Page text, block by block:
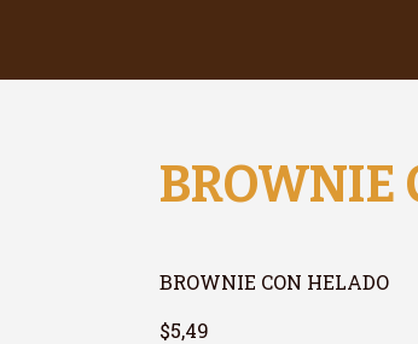
BROWNIE
BROWNIE CON HELADO
$5,49